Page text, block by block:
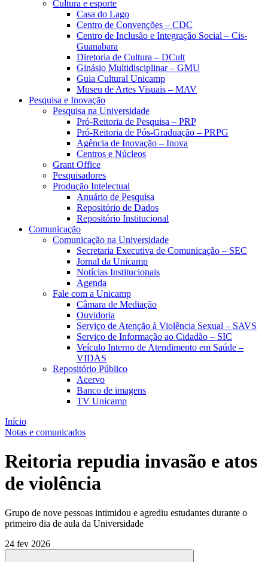
Cultura e esporte
Casa do Lago
Centro de Convenções – CDC
Centro de Inclusão e Integração Social – Cis-
Guanabara
Diretoria de Cultura – DCult
Ginásio Multidisciplinar – GMU
Guia Cultural Unicamp
Museu de Artes Visuais – MAV
Pesquisa e Inovação
Pesquisa na Universidade
Pró-Reitoria de Pesquisa – PRP
Pró-Reitoria de Pós-Graduação – PRPG
Agência de Inovação – Inova
Centros e Núcleos
Grant Office
Pesquisadores
Produção Intelectual
Anuário de Pesquisa
Repositório de Dados
Repositório Institucional
Comunicação
Comunicação na Universidade
Secretaria Executiva de Comunicação – SEC
Jornal da Unicamp
Notícias Institucionais
Agenda
Fale com a Unicamp
Câmara de Mediação
Ouvidoria
Serviço de Atenção à Violência Sexual – SAVS
Serviço de Informação ao Cidadão – SIC
Veículo Interno de Atendimento em Saúde –
VIDAS
Repositório Público
Acervo
Banco de imagens
TV Unicamp
Início
Notas e comunicados
Reitoria repudia invasão e atos
de violência
Grupo de nove pessoas intimidou e agrediu estudantes durante o
primeiro dia de aula da Universidade
24 fev 2026